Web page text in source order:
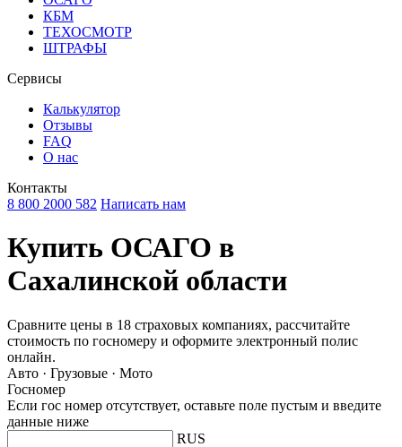
КБМ
ТЕХОСМОТР
ШТРАФЫ
Сервисы
Калькулятор
Отзывы
FAQ
О нас
Контакты
8 800 2000 582 Написать нам
Купить ОСАГО в
Сахалинской области
Сравните цены в 18 страховых компаниях, рассчитайте
стоимость по госномеру и оформите электронный полис
онлайн.
Авто · Грузовые · Мото
Госномер
Если гос номер отсутствует, оставьте поле пустым и введите
данные ниже
RUS